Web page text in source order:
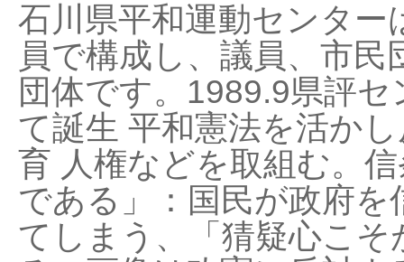
石川県平和運動センタ
員で構成し、議員、市
団体です。1989.9県評
て誕生 平和憲法を活か
育 人権などを取組む。
である」：国民が政府
てしまう、「猜疑心こ